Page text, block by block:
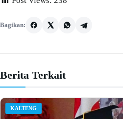
Bagikan:
Berita Terkait
KALTENG